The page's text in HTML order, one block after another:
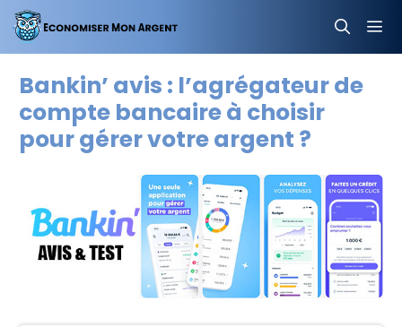
Aller
au
contenu
Bankin’ avis : l’agrégateur de
compte bancaire à choisir
pour gérer votre argent ?